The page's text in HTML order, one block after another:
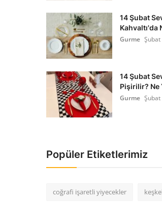
14 Şubat
Kahvaltı'da
Gurme Şubat
14 Şubat
Pişirilir? Ne
Gurme Şubat
Popüler Etiketlerimiz
coğrafi işaretli yiyecekler